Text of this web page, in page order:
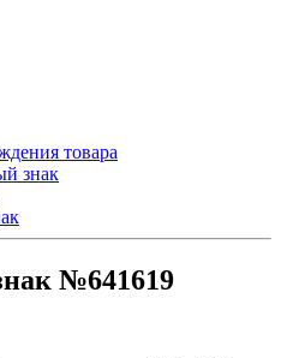
товара
знак
№641619